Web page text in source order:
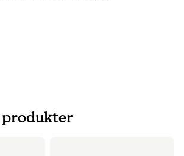
produkter